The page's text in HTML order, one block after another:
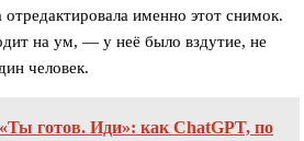
отредактировала именно этот снимок.
на ум, — у неё было вздутие, не
человек.
«Ты готов. Иди»: как ChatGPT, по